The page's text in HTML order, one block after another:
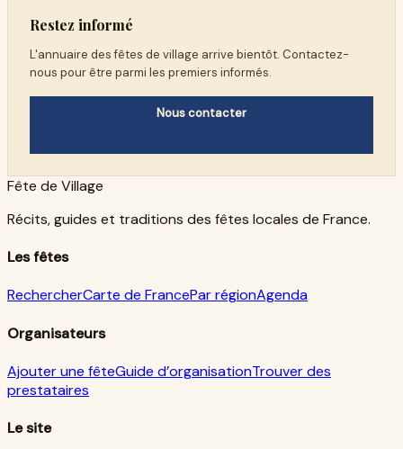
Restez informé
L'annuaire des fêtes de village arrive bientôt. Contactez-
nous pour être parmi les premiers informés.
Nous contacter
Fête de Village
Récits, guides et traditions des fêtes locales de France.
Les fêtes
RechercherCarte de FrancePar régionAgenda
Organisateurs
Ajouter une fêteGuide d’organisationTrouver des
prestataires
Le site